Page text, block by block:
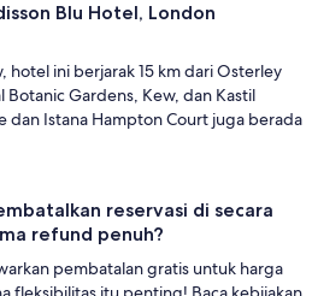
Blu Hotel, London
hotel ini berjarak 15 km dari Osterley
Botanic Gardens, Kew, dan Kastil
dan Istana Hampton Court juga berada
reservasi di secara
refund penuh?
pembatalan gratis untuk harga